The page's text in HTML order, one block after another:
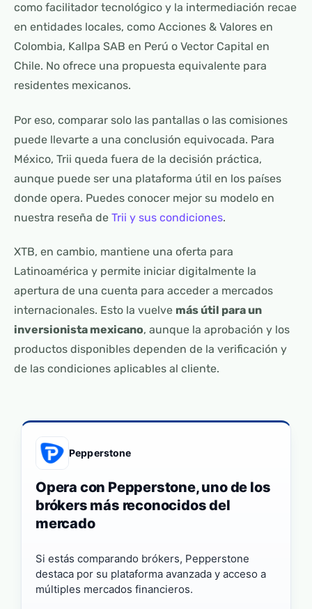
como facilitador tecnológico y la intermediación recae
en entidades locales, como Acciones & Valores en
Colombia, Kallpa SAB en Perú o Vector Capital en
Chile. No ofrece una propuesta equivalente para
residentes mexicanos.
Por eso, comparar solo las pantallas o las comisiones
puede llevarte a una conclusión equivocada. Para
México, Trii queda fuera de la decisión práctica,
aunque puede ser una plataforma útil en los países
donde opera. Puedes conocer mejor su modelo en
nuestra reseña de Trii y sus condiciones.
XTB, en cambio, mantiene una oferta para
Latinoamérica y permite iniciar digitalmente la
apertura de una cuenta para acceder a mercados
internacionales. Esto la vuelve más útil para un
inversionista mexicano, aunque la aprobación y los
productos disponibles dependen de la verificación y
de las condiciones aplicables al cliente.
Pepperstone
Opera con Pepperstone, uno de los
brókers más reconocidos del
mercado
Si estás comparando brókers, Pepperstone
destaca por su plataforma avanzada y acceso a
múltiples mercados financieros.